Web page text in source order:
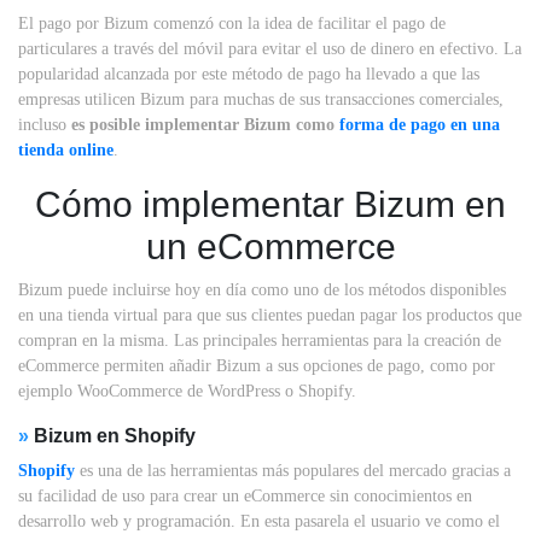
El pago por Bizum comenzó con la idea de facilitar el pago de
particulares a través del móvil para evitar el uso de dinero en efectivo. La
popularidad alcanzada por este método de pago ha llevado a que las
empresas utilicen Bizum para muchas de sus transacciones comerciales,
incluso es posible implementar Bizum como forma de pago en una
tienda online
Cómo implementar Bizum en
un eCommerce
Bizum puede incluirse hoy en día como uno de los métodos disponibles
en una tienda virtual para que sus clientes puedan pagar los productos que
compran en la misma. Las principales herramientas para la creación de
eCommerce permiten añadir Bizum a sus opciones de pago, como por
ejemplo WooCommerce de WordPress o Shopify.
» Bizum en Shopify
Shopify es una de las herramientas más populares del mercado gracias a
su facilidad de uso para crear un eCommerce sin conocimientos en
desarrollo web y programación. En esta pasarela el usuario ve como el